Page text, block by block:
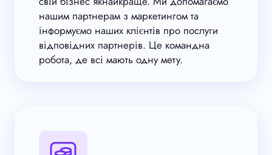
нашим партнерам з маркетингом та
інформуємо наших клієнтів про послуги
відповідних партнерів. Це командна
робота, де всі мають одну мету.